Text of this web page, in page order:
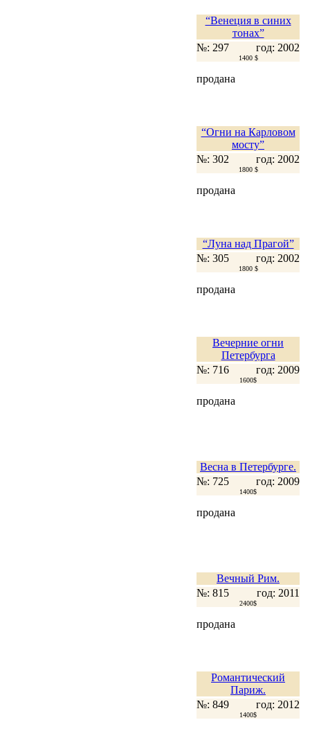
“Венеция в синих
тонах”
№: 297
год: 2002
1400 $
продана
“Огни на Карловом
мосту”
№: 302
год: 2002
1800 $
продана
“Луна над Прагой”
№: 305
год: 2002
1800 $
продана
Вечерние огни
Петербурга
№: 716
год: 2009
1600$
продана
Весна в Петербурге.
№: 725
год: 2009
1400$
продана
Вечный Рим.
№: 815
год: 2011
2400$
продана
Романтический
Париж.
№: 849
год: 2012
1400$